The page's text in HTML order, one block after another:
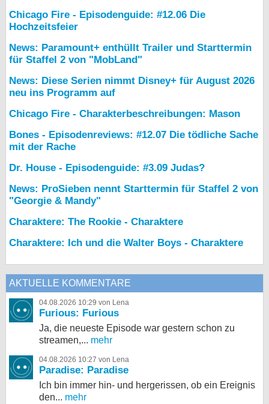
Chicago Fire - Episodenguide: #12.06 Die
Hochzeitsfeier
News: Paramount+ enthüllt Trailer und Starttermin
für Staffel 2 von "MobLand"
News: Diese Serien nimmt Disney+ für August 2026
neu ins Programm auf
Chicago Fire - Charakterbeschreibungen: Mason
Bones - Episodenreviews: #12.07 Die tödliche Sache
mit der Rache
Dr. House - Episodenguide: #3.09 Judas?
News: ProSieben nennt Starttermin für Staffel 2 von
"Georgie & Mandy"
Charaktere: The Rookie - Charaktere
Charaktere: Ich und die Walter Boys - Charaktere
AKTUELLE KOMMENTARE
04.08.2026 10:29 von Lena
Furious: Furious
Ja, die neueste Episode war gestern schon zu
streamen,... mehr
04.08.2026 10:27 von Lena
Paradise: Paradise
Ich bin immer hin- und hergerissen, ob ein Ereignis
den... mehr